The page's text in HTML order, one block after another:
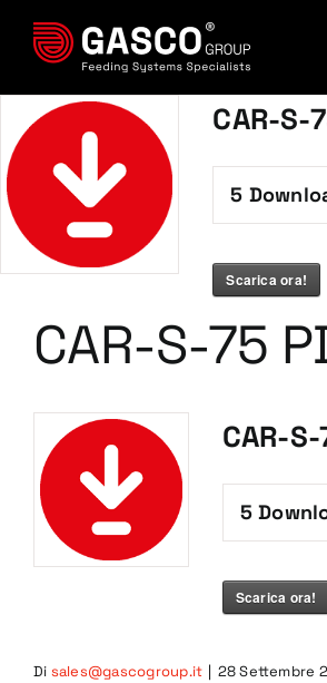
contenuto
CAR-S-
5
Scarica ora!
CAR-S-75
CAR-
5
Scarica ora!
Di sales@gascogroup.it | 28 Settembre